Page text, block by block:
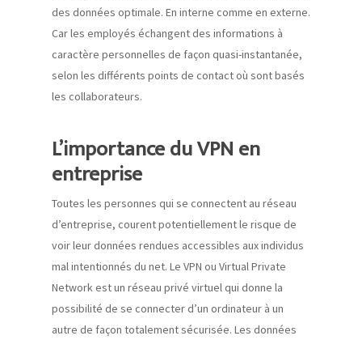
des données optimale. En interne comme en externe.
Car les employés échangent des informations à
caractère personnelles de façon quasi-instantanée,
selon les différents points de contact où sont basés
les collaborateurs.
L’importance du VPN en
entreprise
Toutes les personnes qui se connectent au réseau
d’entreprise, courent potentiellement le risque de
voir leur données rendues accessibles aux individus
mal intentionnés du net. Le VPN ou Virtual Private
Network est un réseau privé virtuel qui donne la
possibilité de se connecter d’un ordinateur à un
autre de façon totalement sécurisée. Les données